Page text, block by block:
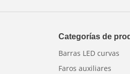
máxima protección contra el
requieren altas prestaciones y
Categorías de
Barras LED curvas
Faros auxiliares